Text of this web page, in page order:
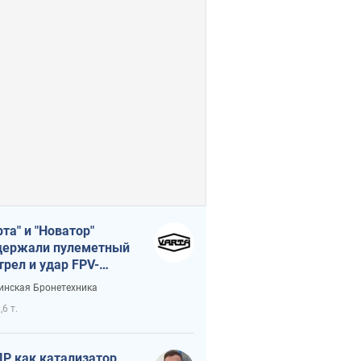
и "Новатор"
пулеметный
и удар FPV-
сохранив жизнь
Бронетехника
т.